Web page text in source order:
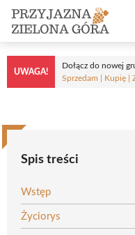
Przejdź
treści
UWAGA!
Dołącz do nowej
Sprzedam | Kupię |
Spis treści
Wstęp
Życiorys